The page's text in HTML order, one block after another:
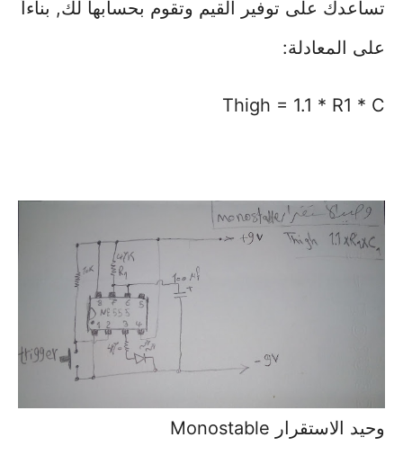
تساعدك على توفير القيم وتقوم بحسابها لك, بناءاً
على المعادلة:
Thigh = 1.1 * R1 * C
وحيد الاستقرار Monostable